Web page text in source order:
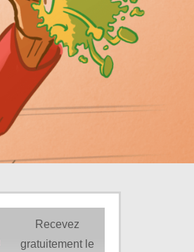
Recevez
gratuitement le